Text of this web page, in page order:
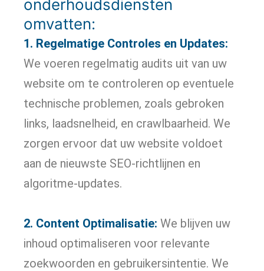
onderhoudsdiensten
omvatten:
1. Regelmatige Controles en Updates:
We voeren regelmatig audits uit van uw
website om te controleren op eventuele
technische problemen, zoals gebroken
links, laadsnelheid, en crawlbaarheid. We
zorgen ervoor dat uw website voldoet
aan de nieuwste SEO-richtlijnen en
algoritme-updates.
2. Content Optimalisatie: We blijven uw
inhoud optimaliseren voor relevante
zoekwoorden en gebruikersintentie. We